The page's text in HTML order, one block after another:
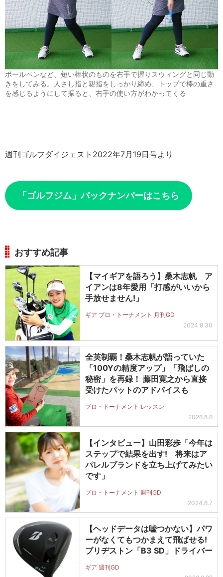
ボールペンなど、短い棒状のものを右手で握りスウィングと同じ動
きをしてみる。人さし指と親指をしっかり締め、トップで棒の重さ
を感じるようにして振ると、右手の使い方がわかってくる
週刊ゴルフダイジェスト2022年7月19日号より
「ゴルフジム」バックナンバーはこちら
おすすめ記事
【マイギアを語ろう】桑木志帆 ア
イアンは8年愛用「打感がいいから
手放せません!」
ギア プロ・トーナメント 月刊GD
2024.8.30
全英制覇！桑木志帆が語っていた
「100Yの精度アップ」「飛ばしの
秘密」を再録！ 藤田寛之から直接
受けたパットのアドバイスも
プロ・トーナメント レッスン
2026.8.6
【インタビュー】山田彩歩「今年は
ステップで結果を出す! 将来はア
パレルブランドを立ち上げてみたい
です」
プロ・トーナメント 週刊GD
2024.8.7
【ヘッドデータは嘘つかない】パワ
ーがなくてもつかまえて飛ばせる!
ブリヂストン「B3 SD」ドライバー
ギア 週刊GD